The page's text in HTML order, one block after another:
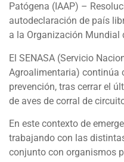
Patógena (IAAP) –
autodeclaración de país
a la Organización Mundial
El SENASA (Servicio
Agroalimentaria) continúa
prevención, tras cerrar el
de aves de corral de
En este contexto de
trabajando con las
conjunto con organismos